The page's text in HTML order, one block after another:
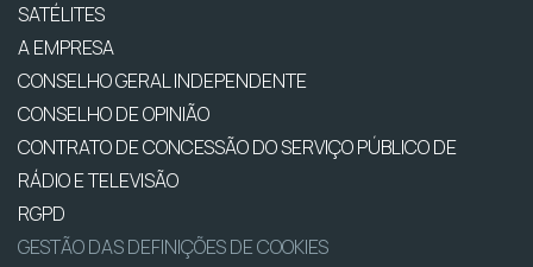
SATÉLITES
A EMPRESA
CONSELHO GERAL INDEPENDENTE
CONSELHO DE OPINIÃO
CONTRATO DE CONCESSÃO DO SERVIÇO PÚBLICO DE
RÁDIO E TELEVISÃO
RGPD
GESTÃO DAS DEFINIÇÕES DE COOKIES